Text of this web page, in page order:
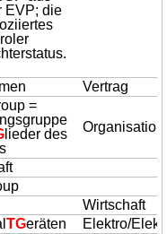
EVP; die
Vertrag
=
lieder des
Organisation
Wirtschaft
TGeräten Elektro/